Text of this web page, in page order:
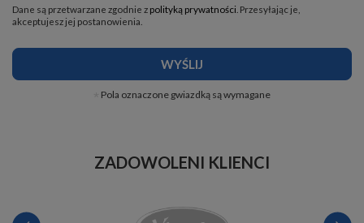
Dane są przetwarzane zgodnie z polityką prywatności . Przesyłając je,
akceptujesz jej postanowienia.
WYŚLIJ
Pola oznaczone gwiazdką są wymagane
ZADOWOLENI KLIENCI